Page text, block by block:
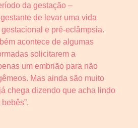
da gestação –
de levar uma vida
e pré-eclâmpsia.
acontece de algumas
solicitarem a
um embrião para não
Mas ainda são muito
chega dizendo que acha lindo